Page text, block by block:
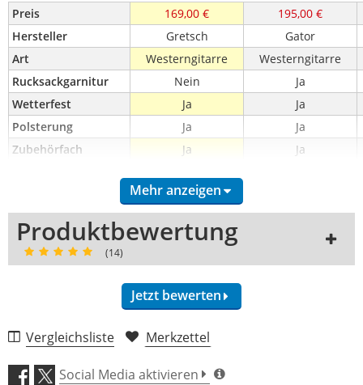
Preis 169,00 €
195,00 €
Hersteller
Gretsch
Gator
Art
Westerngitarre
Westerngitarre
Rucksackgarnitur
Nein
Ja
Wetterfest
Ja
Ja
Polsterung
Ja
Ja
Zubehörfach
Ja
Ja
Mehr anzeigen
Produktbewertung
(14)
Jetzt bewerten
Verarbeitung (4,5)
Vergleichsliste Merkzettel
Social Media aktivieren